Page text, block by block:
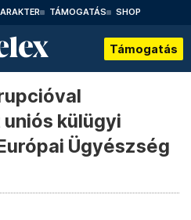
TÁMOGATÁS SHOP
Támogatás
külügyi
Ügyészség